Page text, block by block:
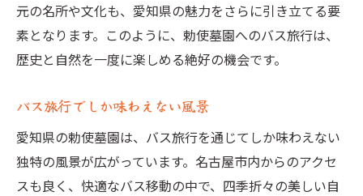
元の名所や文化も、愛知県の魅力をさらに引き立てる要
素となります。このように、勅使墓園へのバス旅行は、
歴史と自然を一度に楽しめる絶好の機会です。
バス旅行でしか味わえない風景
愛知県の勅使墓園は、バス旅行を通じてしか味わえない
独特の風景が広がっています。名古屋市内からのアクセ
スも良く、快適なバス移動の中で、四季折々の美しい自